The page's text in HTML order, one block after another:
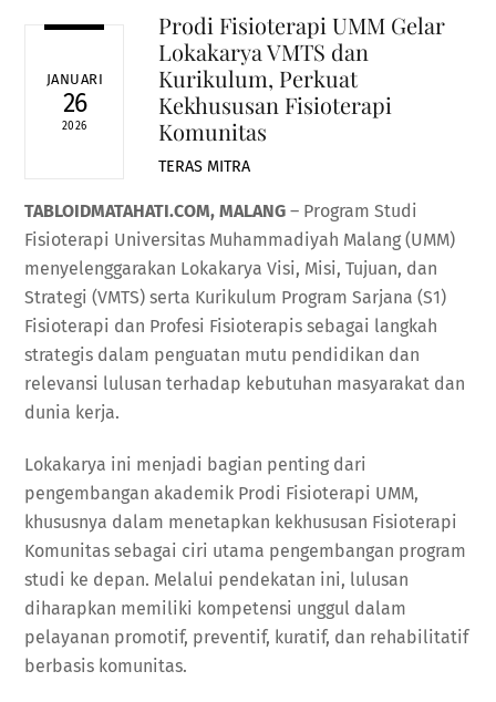
JANUARI
26
2026
Prodi Fisioterapi UMM Gelar
Lokakarya VMTS dan
Kurikulum, Perkuat
Kekhususan Fisioterapi
Komunitas
TERAS MITRA
TABLOIDMATAHATI.COM, MALANG– Program Studi
Fisioterapi Universitas Muhammadiyah Malang (UMM)
menyelenggarakan Lokakarya Visi, Misi, Tujuan, dan
Strategi (VMTS) serta Kurikulum Program Sarjana (S1)
Fisioterapi dan Profesi Fisioterapis sebagai langkah
strategis dalam penguatan mutu pendidikan dan
relevansi lulusan terhadap kebutuhan masyarakat dan
dunia kerja.
Lokakarya ini menjadi bagian penting dari
pengembangan akademik Prodi Fisioterapi UMM,
khususnya dalam menetapkan kekhususan Fisioterapi
Komunitas sebagai ciri utama pengembangan program
studi ke depan. Melalui pendekatan ini, lulusan
diharapkan memiliki kompetensi unggul dalam
pelayanan promotif, preventif, kuratif, dan rehabilitatif
berbasis komunitas.